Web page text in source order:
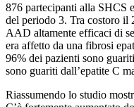
876 partecipanti alla SHCS
del periodo 3. Tra costoro il
AAD altamente efficaci di
era affetto da una fibrosi
96% dei pazienti sono
sono guariti dall’epatite C
Riassumendo lo studio